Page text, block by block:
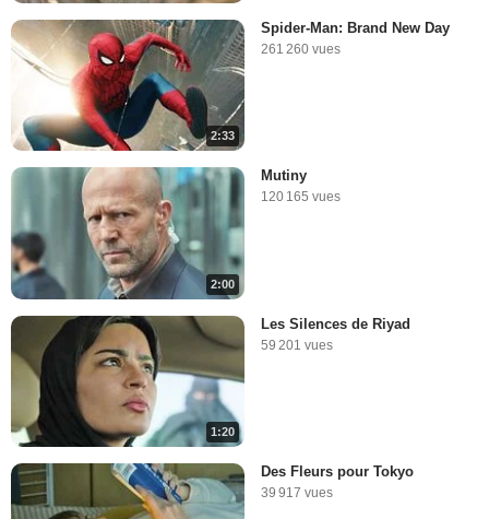
2:33
Spider-Man: Brand New Day
261 260 vues
2:00
Mutiny
120 165 vues
1:20
Les Silences de Riyad
59 201 vues
Des Fleurs pour Tokyo
39 917 vues